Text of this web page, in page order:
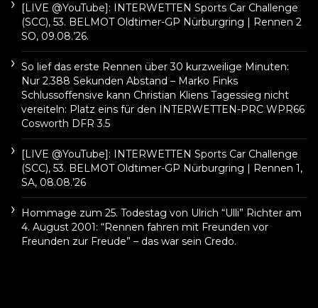
[LIVE @YouTube]: INTERWETTEN Sports Car Challenge
(SCC), 53. BELMOT Oldtimer-GP Nürburgring | Rennen 2
SO, 09.08.’26.
So lief das erste Rennen über 30 kurzweilige Minuten:
Nur 2.388 Sekunden Abstand – Marko Finks
Schlussoffensive kann Christian Kliens Tagessieg nicht
vereiteln: Platz eins für den INTERWETTEN-PRC WPR66
Cosworth DFR 3.5
[LIVE @YouTube]: INTERWETTEN Sports Car Challenge
(SCC), 53. BELMOT Oldtimer-GP Nürburgring | Rennen 1,
SA, 08.08.’26
Hommage zum 25. Todestag von Ulrich “Ulli” Richter am
4. August 2001: “Rennen fahren mit Freunden vor
Freunden zur Freude” – das war sein Credo.